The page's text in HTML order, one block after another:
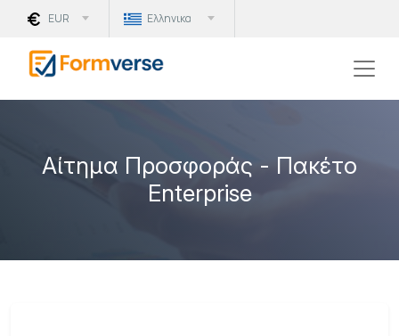
EUR Ελληνικα
Αίτημα Προσφοράς - Πακέτο
Enterprise